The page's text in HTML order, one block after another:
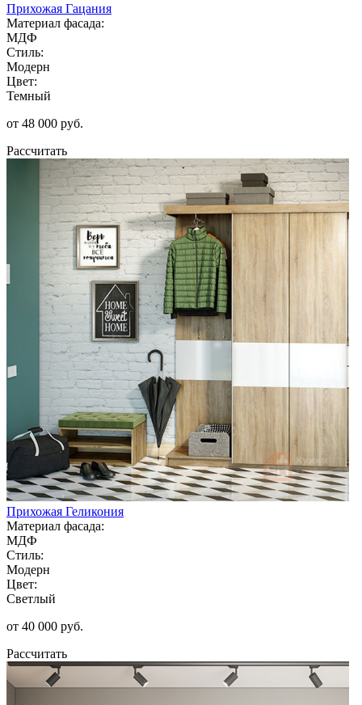
Прихожая Гацания
Материал фасада:
МДФ
Стиль:
Модерн
Цвет:
Темный
от 48 000 руб.
Рассчитать
Прихожая Геликония
Материал фасада:
МДФ
Стиль:
Модерн
Цвет:
Светлый
от 40 000 руб.
Рассчитать